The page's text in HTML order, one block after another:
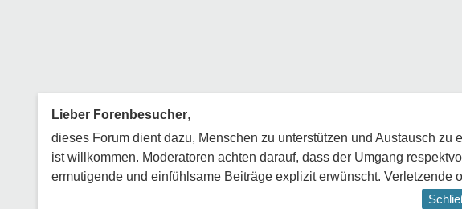
Lieber Forenbesucher,
dieses Forum dient dazu, Menschen zu unterstützen und Austausch
ist willkommen. Moderatoren achten darauf, dass der Umgang
ermutigende und einfühlsame Beiträge explizit erwünscht. Verletzende